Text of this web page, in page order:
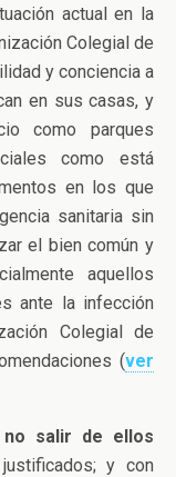
actual en la
Colegial de
y conciencia a
en sus casas, y
como parques
como está
en los que
sanitaria sin
el bien común y
aquellos
ante la infección
Colegial de
(ver
salir de ellos
y con